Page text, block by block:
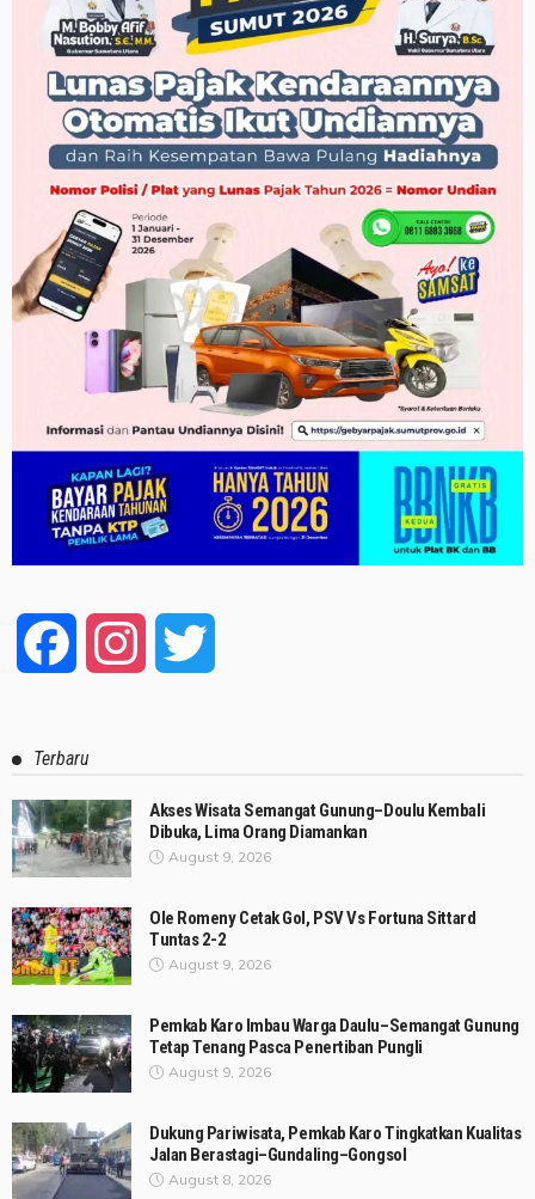
Facebook Instagram
Terbaru
Akses Wisata Semangat Gunung–Doulu Kembali
Dibuka, Lima Orang Diamankan
August 9, 2026
Ole Romeny Cetak Gol, PSV Vs Fortuna Sittard
Tuntas 2-2
August 9, 2026
Pemkab Karo Imbau Warga Daulu–Semangat Gunung
Tetap Tenang Pasca Penertiban Pungli
August 9, 2026
Dukung Pariwisata, Pemkab Karo Tingkatkan Kualitas
Jalan Berastagi–Gundaling–Gongsol
August 8, 2026